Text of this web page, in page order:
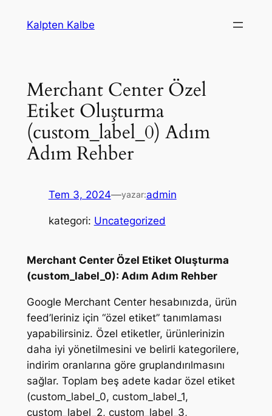
Kalpten Kalbe
Merchant Center Özel
Etiket Oluşturma
(custom_label_0) Adım
Adım Rehber
Tem 3, 2024—yazar:admin
kategori: Uncategorized
Merchant Center Özel Etiket Oluşturma
(custom_label_0): Adım Adım Rehber
Google Merchant Center hesabınızda, ürün
feed’leriniz için “özel etiket” tanımlaması
yapabilirsiniz. Özel etiketler, ürünlerinizin
daha iyi yönetilmesini ve belirli kategorilere,
indirim oranlarına göre gruplandırılmasını
sağlar. Toplam beş adete kadar özel etiket
(custom_label_0, custom_label_1,
custom_label_2, custom_label_3,